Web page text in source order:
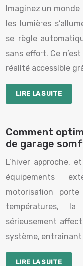
Imaginez un monde
les lumières
se règle
sans effort. Ce
réalité accessible
LIRE LA SUITE
Comment
de garage
L’hiver approche,
équipements
motorisation
températures,
sérieusement
système, entraînant
LIRE LA SUITE